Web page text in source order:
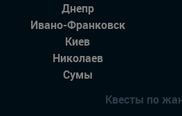
Днепр
Ивано-Франковск
Киев
Николаев
Сумы
Квесты по